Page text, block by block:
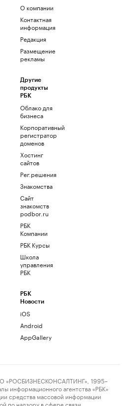
О компании
Контактная
информация
Редакция
Размещение
рекламы
Другие
продукты
РБК
Облако для
бизнеса
Корпоративный
регистратор
доменов
Хостинг
сайтов
Рег.решения
Знакомства
Сайт
знакомств
podbor.ru
РБК
Компании
РБК Курсы
Школа
управления
РБК
РБК
Новости
iOS
Android
AppGallery
1995–
информационного агентства «РБК»
средства массовой информации
по надзору в сфере связи,